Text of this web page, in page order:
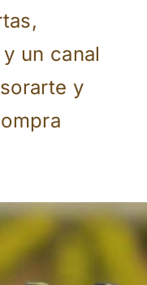
un canal
y